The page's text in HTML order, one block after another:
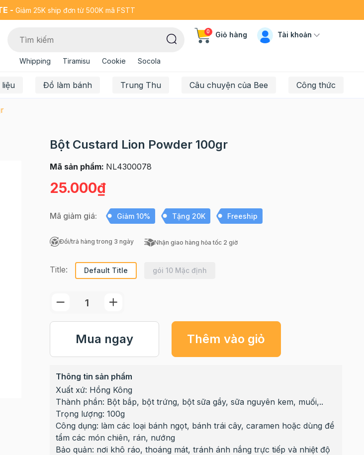
- Giảm 25K ship đơn từ 500K mã FSTT
Whipping Tiramisu Cookie Socola
0 Giỏ hàng Tài khoản
Đồ làm bánh Trung Thu Câu chuyện của Bee Công thức
Bột Custard Lion Powder 100gr
Mã sản phẩm: NL4300078
25.000₫
Mã giảm giá: Giảm 10% Tặng 20K Freeship
Đổi/trả hàng trong 3 ngày Nhận giao hàng hỏa tốc 2 giờ
Title: Default Title gói 10 Mặc định
Mua ngay Thêm vào giỏ
Thông tin sản phẩm
Xuất xứ: Hồng Kông
Thành phần: Bột bắp, bột trứng, bột sữa gầy, sữa nguyên kem, muối,..
Trọng lượng: 100g
Công dụng: làm các loại bánh ngọt, bánh trái cây, caramen hoặc dùng để
tẩm các món chiên, rán, nướng
Bảo quản: nơi khô ráo, thoáng mát, tránh ánh nắng trực tiếp và nhiệt độ